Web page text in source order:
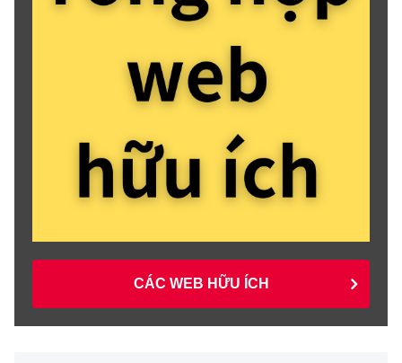
CÁC WEB HỮU ÍCH